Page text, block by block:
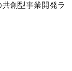
創型事業開発ラ